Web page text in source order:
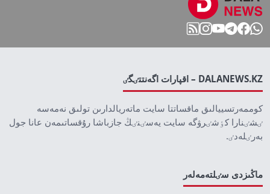
DALANEWS.KZ – اقپارات اگەنتتٸگٸ
كوممەرتسييالىق ماقساتتا سايت ماتەريالدارىن تولىق نەمەسە
ٸشٸنارا كٶشٸرۋگە سايت يەسٸنٸڭ جازباشا رۇقساتىمەن عانا جول
بەرٸلەدٸ.
ماڭىزدى سٸلتەمەلەر